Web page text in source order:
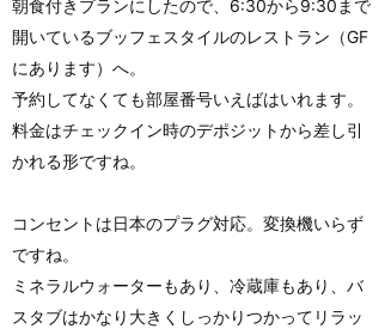
朝食付きプランにしたので、6:30から9:30まで
開いているブッフェスタイルのレストラン（GF
にあります）へ。
予約してなくても部屋番号いえばはいれます。
料金はチェックイン時のデポジットから差し引
かれる形ですね。
コンセントは日本のプラグ対応。変換機いらず
ですね。
ミネラルウォーターもあり、冷蔵庫もあり、バ
スタブはかなり大きくしっかりつかってリラッ